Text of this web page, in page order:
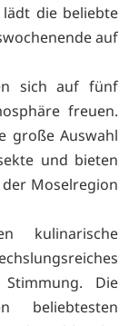
die beliebte
auf
sich auf fünf
freuen.
große Auswahl
und bieten
Moselregion
kulinarische
Die
beliebtesten